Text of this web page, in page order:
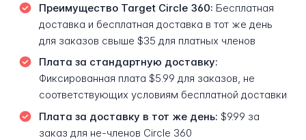
Преимущество Target Circle 360: Бесплатная
доставка и бесплатная доставка в тот же день
для заказов свыше $35 для платных членов
Плата за стандартную доставку:
Фиксированная плата $5.99 для заказов, не
соответствующих условиям бесплатной доставки
Плата за доставку в тот же день: $9.99 за
заказ для не-членов Circle 360